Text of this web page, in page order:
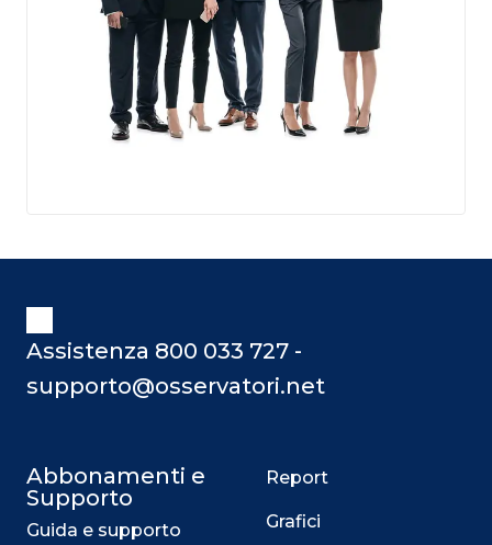
Assistenza 800 033 727 -
supporto@osservatori.net
Abbonamenti e
Supporto
Guida e supporto
Report
Grafici